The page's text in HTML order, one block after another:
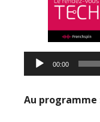
Lecteur
audio
00:00
Au programme